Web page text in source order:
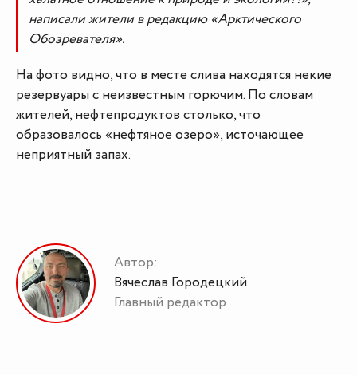
написали жители в редакцию «Арктического
Обозревателя».
На фото видно, что в месте слива находятся некие
резервуары с неизвестным горючим. По словам
жителей, нефтепродуктов столько, что
образовалось «нефтяное озеро», источающее
неприятный запах.
Автор:
Вячеслав Городецкий
Главный редактор